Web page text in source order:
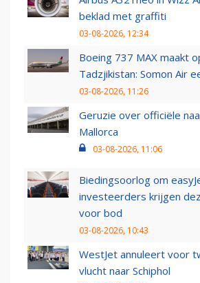
beklad met graffiti
03-08-2026, 12:34
Boeing 737 MAX maakt
Tadzjikistan: Somon Air
03-08-2026, 11:26
Geruzie over officiële
Mallorca
03-08-2026, 11:06
Biedingsoorlog om
investeerders krijgen
voor bod
03-08-2026, 10:43
WestJet annuleert voor
vlucht naar Schiphol